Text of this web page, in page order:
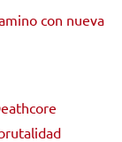
con nueva